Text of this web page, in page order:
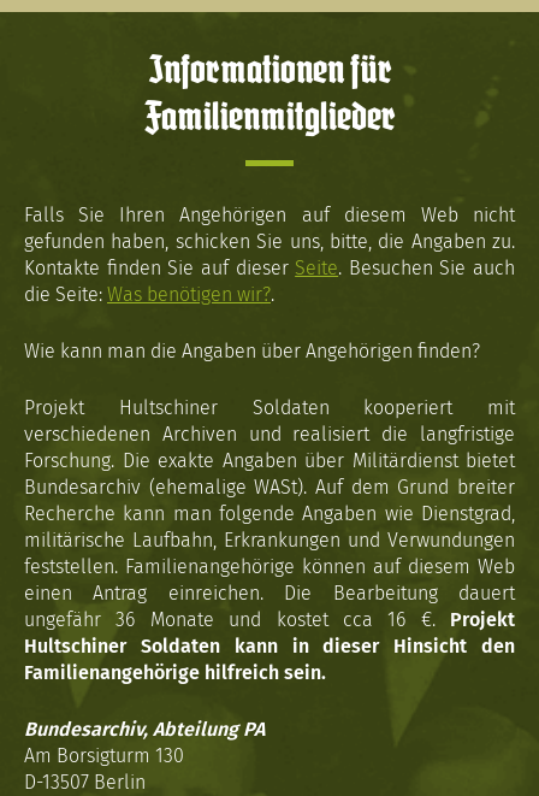
Informationen für
Familienmitglieder
Falls Sie Ihren Angehörigen auf diesem Web nicht
gefunden haben, schicken Sie uns, bitte, die Angaben zu.
Kontakte finden Sie auf dieser Seite. Besuchen Sie auch
die Seite: Was benötigen wir?.
Wie kann man die Angaben über Angehörigen finden?
Projekt Hultschiner Soldaten kooperiert mit
verschiedenen Archiven und realisiert die langfristige
Forschung. Die exakte Angaben über Militärdienst bietet
Bundesarchiv (ehemalige WASt). Auf dem Grund breiter
Recherche kann man folgende Angaben wie Dienstgrad,
militärische Laufbahn, Erkrankungen und Verwundungen
feststellen. Familienangehörige können auf diesem Web
einen Antrag einreichen. Die Bearbeitung dauert
ungefähr 36 Monate und kostet cca 16 €. Projekt
Hultschiner Soldaten kann in dieser Hinsicht den
Familienangehörige hilfreich sein.
Bundesarchiv, Abteilung PA
Am Borsigturm 130
D-13507 Berlin